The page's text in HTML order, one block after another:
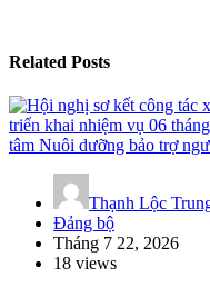
Related Posts
Thạnh Lộc
Đảng bộ
Tháng 7 22, 2026
18 views